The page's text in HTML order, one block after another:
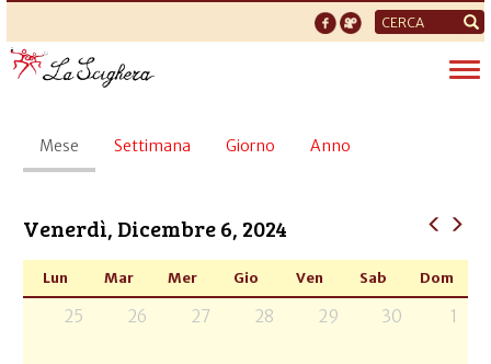
Form
di
ricerca
Schede
primarie
Mese (scheda
attiva)
Settimana Giorno Anno
Venerdì, Dicembre 6, 2024
Lun Mar Mer Gio Ven Sab Dom
25 26 27 28 29 30 1